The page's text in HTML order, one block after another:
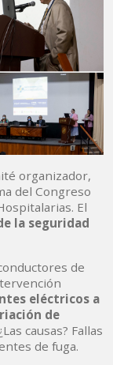
organizador,
del Congreso
El
la seguridad
de
eléctricos a
de
causas? Fallas
de fuga.